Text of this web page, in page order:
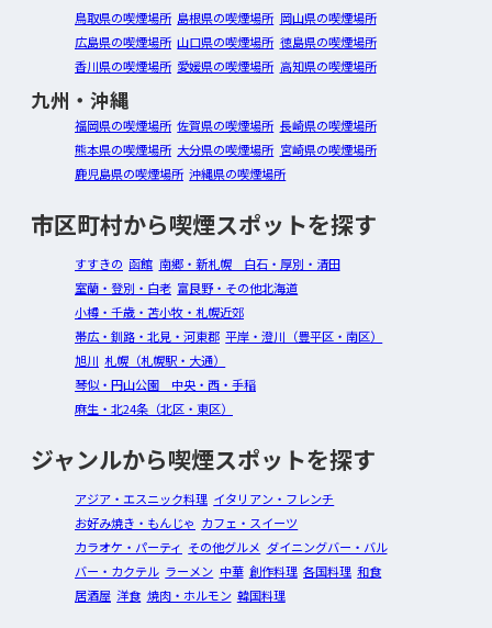
鳥取県の喫煙場所 島根県の喫煙場所 岡山県の喫煙場所
広島県の喫煙場所 山口県の喫煙場所 徳島県の喫煙場所
香川県の喫煙場所 愛媛県の喫煙場所 高知県の喫煙場所
九州・沖縄
福岡県の喫煙場所 佐賀県の喫煙場所 長崎県の喫煙場所
熊本県の喫煙場所 大分県の喫煙場所 宮崎県の喫煙場所
鹿児島県の喫煙場所 沖縄県の喫煙場所
市区町村から喫煙スポットを探す
すすきの 函館 南郷・新札幌 白石・厚別・清田
室蘭・登別・白老 富良野・その他北海道
小樽・千歳・苫小牧・札幌近郊
帯広・釧路・北見・河東郡 平岸・澄川（豊平区・南区）
旭川 札幌（札幌駅・大通）
琴似・円山公園 中央・西・手稲
麻生・北24条（北区・東区）
ジャンルから喫煙スポットを探す
アジア・エスニック料理 イタリアン・フレンチ
お好み焼き・もんじゃ カフェ・スイーツ
カラオケ・パーティ その他グルメ ダイニングバー・バル
バー・カクテル ラーメン 中華 創作料理 各国料理 和食
居酒屋 洋食 焼肉・ホルモン 韓国料理